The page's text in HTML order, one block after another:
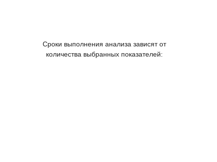
Сроки выполнения анализа зависят от
количества выбранных показателей: